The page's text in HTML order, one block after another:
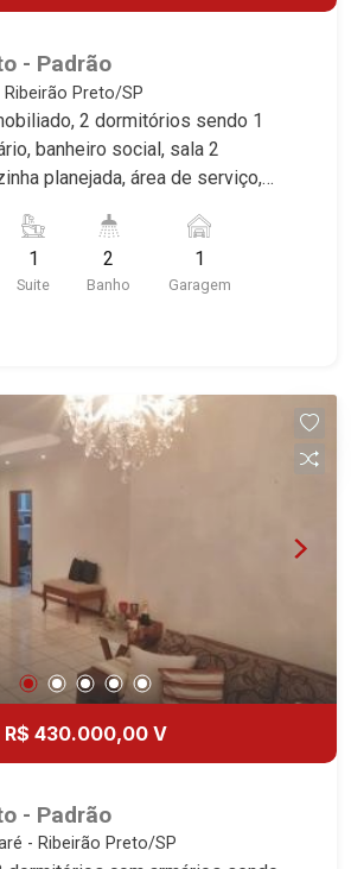
- Padrão
Preto/SP
2 dormitórios sendo 1
banheiro social, sala 2
planejada, área de serviço,
* Imóvel alugado,
* 1
Suite
2
Banho
1
Garagem
R$ 430.000,00 V
- Padrão
- Ribeirão Preto/SP